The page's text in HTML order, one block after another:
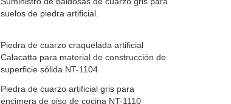
suelos de piedra artificial.
Piedra de cuarzo craquelada artificial
Calacatta para material de construcción de
superficie sólida NT-1104
Piedra de cuarzo artificial gris para
encimera de piso de cocina NT-1110